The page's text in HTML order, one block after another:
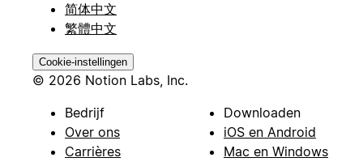
简体中文
繁體中文
Cookie-instellingen
© 2026 Notion Labs, Inc.
Bedrijf
Over ons
Carrières
Downloaden
iOS en Android
Mac en Windows